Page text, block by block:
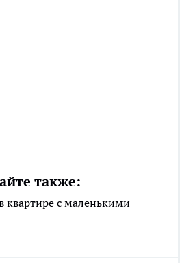
также:
квартире с маленькими